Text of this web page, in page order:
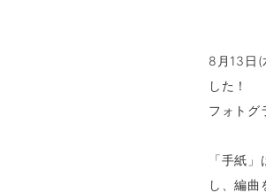
8月13日(
した！
フォトグ
「手紙
し、編曲